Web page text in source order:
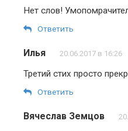
Нет слов!
Ответить
Илья 20.06.2017 в 16:26
Третий стих просто
Ответить
Вячеслав Земцов